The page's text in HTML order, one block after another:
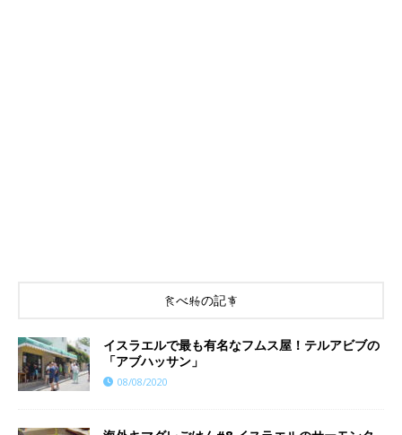
食べ物の記事
イスラエルで最も有名なフムス屋！テルアビブの
「アブハッサン」
08/08/2020